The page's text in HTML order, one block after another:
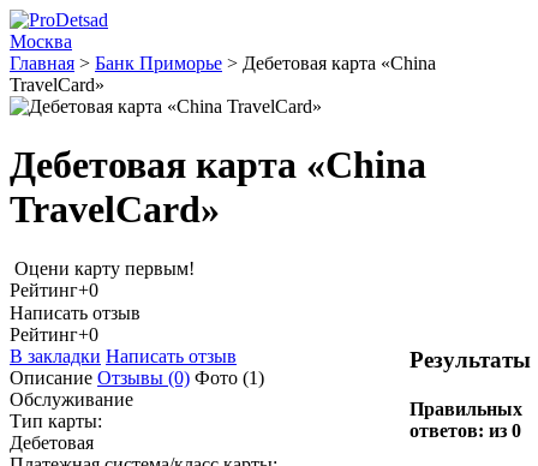
Москва
Главная > Банк Приморье > Дебетовая карта «China
TravelCard»
Дебетовая карта «China
TravelCard»
Оцени карту первым!
Рейтинг+0
Написать отзыв
Результаты
Правильных
ответов: из 0
Рейтинг+0
В закладки Написать отзыв
Описание Отзывы (0) Фото (1)
Обслуживание
Тип карты:
Дебетовая